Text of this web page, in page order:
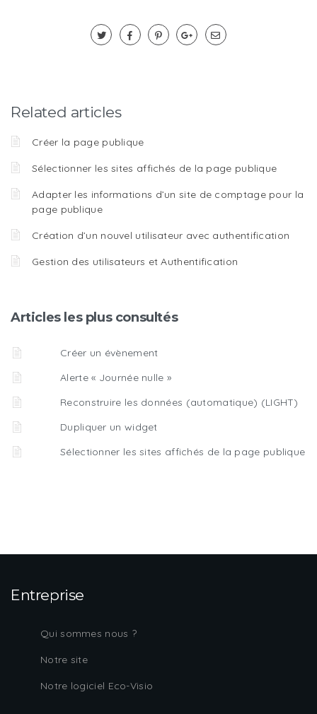
Related articles
Créer la page publique
Sélectionner les sites affichés de la page publique
Adapter les informations d’un site de comptage pour la
page publique
Création d’un nouvel utilisateur avec authentification
Gestion des utilisateurs et Authentification
Articles les plus consultés
Créer un évènement
Alerte « Journée nulle »
Reconstruire les données (automatique) (LIGHT)
Dupliquer un widget
Sélectionner les sites affichés de la page publique
Entreprise
Qui sommes nous ?
Notre site
Notre logiciel Eco-Visio